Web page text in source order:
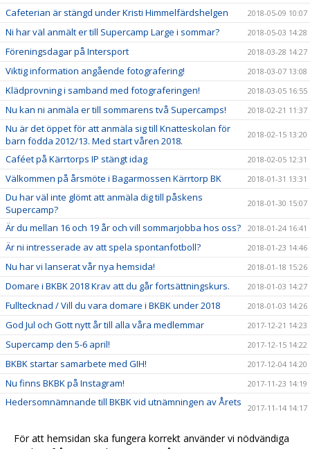
Cafeterian är stängd under Kristi Himmelfärdshelgen 2018-05-09 10:07
Ni har väl anmält er till Supercamp Large i sommar? 2018-05-03 14:28
Föreningsdagar på Intersport 2018-03-28 14:27
Viktig information angående fotografering! 2018-03-07 13:08
Klädprovning i samband med fotograferingen! 2018-03-05 16:55
Nu kan ni anmäla er till sommarens två Supercamps! 2018-02-21 11:37
Nu är det öppet för att anmäla sig till Knatteskolan för
barn födda 2012/13. Med start våren 2018.
2018-02-15 13:20
Caféet på Kärrtorps IP stängt idag 2018-02-05 12:31
Välkommen på årsmöte i Bagarmossen Kärrtorp BK 2018-01-31 13:31
Du har väl inte glömt att anmäla dig till påskens
Supercamp?
2018-01-30 15:07
Är du mellan 16 och 19 år och vill sommarjobba hos oss? 2018-01-24 16:41
Är ni intresserade av att spela spontanfotboll? 2018-01-23 14:46
Nu har vi lanserat vår nya hemsida! 2018-01-18 15:26
Domare i BKBK 2018 Krav att du går fortsättningskurs. 2018-01-03 14:27
Fulltecknad / Vill du vara domare i BKBK under 2018 2018-01-03 14:26
God Jul och Gott nytt år till alla våra medlemmar 2017-12-21 14:23
Supercamp den 5-6 april! 2017-12-15 14:22
BKBK startar samarbete med GIH! 2017-12-04 14:20
Nu finns BKBK på Instagram! 2017-11-23 14:19
Hedersomnämnande till BKBK vid utnämningen av Årets
2017-11-14 14:17
Ny stödlinje för idrottsledare 2017-11-14 14:15
För att hemsidan ska fungera korrekt använder vi nödvändiga